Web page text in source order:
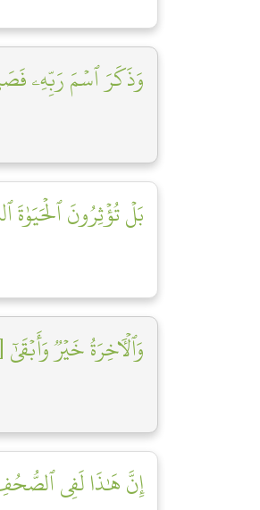
وَذَكَرَ ٱسۡمَ رَبِّهِۦ
بَلۡ تُؤۡثِرُونَ ٱلۡحَيَوٰةَ
وَٱلۡأٓخِرَةُ خَيۡرٞ وَأَبۡقَىٰٓ
إِنَّ هَٰذَا لَفِي ٱلصُّحُفِ